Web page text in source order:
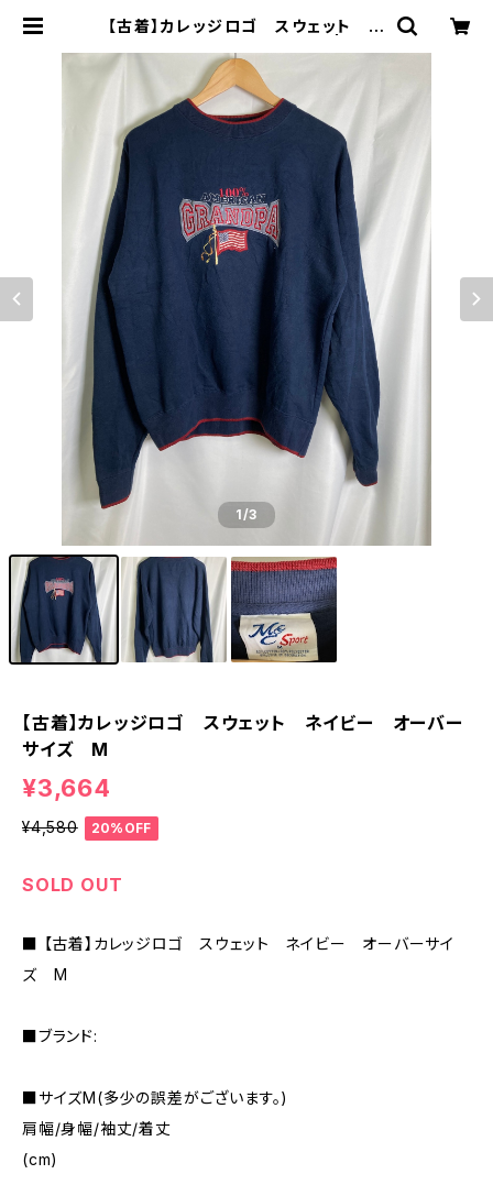
【古着】カレッジロゴ スウェット ネ
屋「畝ル(uneru)」
1/3
【古着】カレッジロゴ スウェット ネイビー オーバー
サイズ M
¥3,664
¥4,580 20%OFF
SOLD OUT
■ 【古着】カレッジロゴ スウェット ネイビー オーバーサイ
ズ M
■ブランド:
■サイズM(多少の誤差がございます。)
肩幅/身幅/袖丈/着丈
(cm)